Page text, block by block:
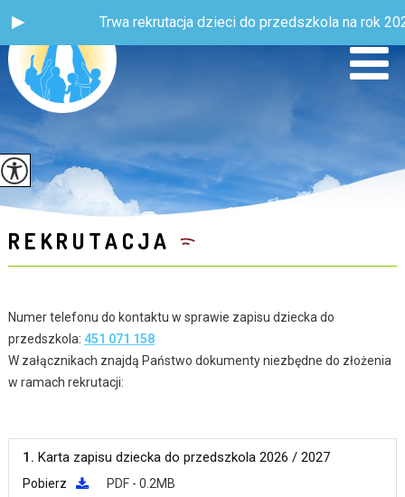
Trwa rekrutacja dzieci do przedszkola na rok
REKRUTACJA
Numer telefonu do kontaktu w sprawie zapisu dziecka do
przedszkola: 451 071 158
W załącznikach znajdą Państwo dokumenty niezbędne do złożenia
w ramach rekrutacji:
1. Karta zapisu dziecka do przedszkola 2026 / 2027
Pobierz PDF - 0.2MB